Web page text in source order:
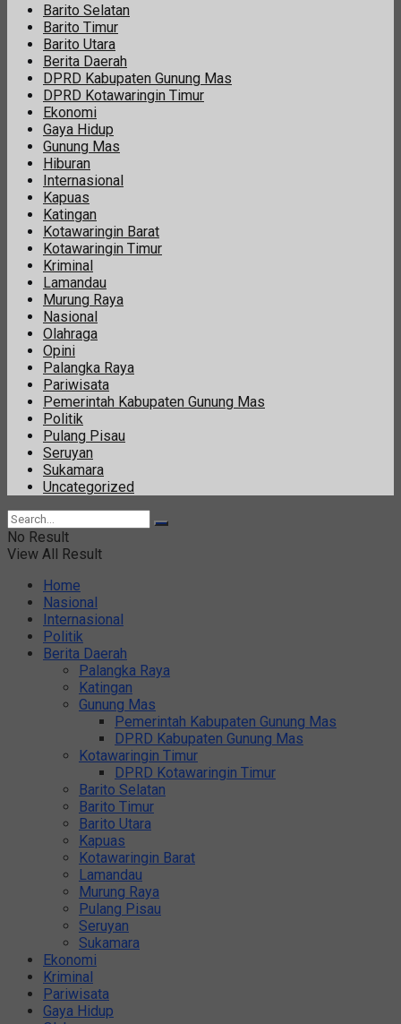
Barito Selatan
Barito Timur
Barito Utara
Berita Daerah
DPRD Kabupaten Gunung Mas
DPRD Kotawaringin Timur
Ekonomi
Gaya Hidup
Gunung Mas
Hiburan
Internasional
Kapuas
Katingan
Kotawaringin Barat
Kotawaringin Timur
Kriminal
Lamandau
Murung Raya
Nasional
Olahraga
Opini
Palangka Raya
Pariwisata
Pemerintah Kabupaten Gunung Mas
Politik
Pulang Pisau
Seruyan
Sukamara
Uncategorized
No Result
View All Result
Home
Nasional
Internasional
Politik
Berita Daerah
Palangka Raya
Katingan
Gunung Mas
Pemerintah Kabupaten Gunung Mas
DPRD Kabupaten Gunung Mas
Kotawaringin Timur
DPRD Kotawaringin Timur
Barito Selatan
Barito Timur
Barito Utara
Kapuas
Kotawaringin Barat
Lamandau
Murung Raya
Pulang Pisau
Seruyan
Sukamara
Ekonomi
Kriminal
Pariwisata
Gaya Hidup